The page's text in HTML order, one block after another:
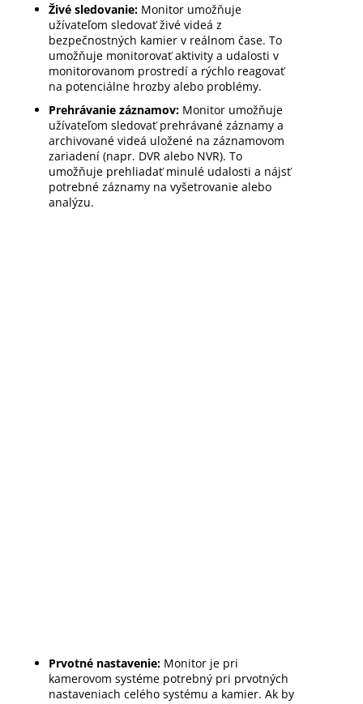
Živé sledovanie: Monitor umožňuje
užívateľom sledovať živé videá z
bezpečnostných kamier v reálnom čase. To
umožňuje monitorovať aktivity a udalosti v
monitorovanom prostredí a rýchlo reagovať
na potenciálne hrozby alebo problémy.
Prehrávanie záznamov: Monitor umožňuje
užívateľom sledovať prehrávané záznamy a
archivované videá uložené na záznamovom
zariadení (napr. DVR alebo NVR). To
umožňuje prehliadať minulé udalosti a nájsť
potrebné záznamy na vyšetrovanie alebo
analýzu.
Prvotné nastavenie: Monitor je pri
kamerovom systéme potrebný pri prvotných
nastaveniach celého systému a kamier. Ak by